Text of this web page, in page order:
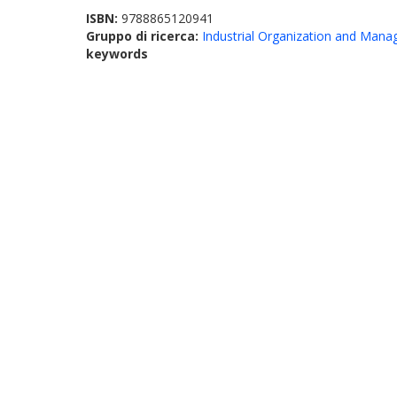
ISBN: 9788865120941
Gruppo di ricerca: Industrial Organization and
keywords